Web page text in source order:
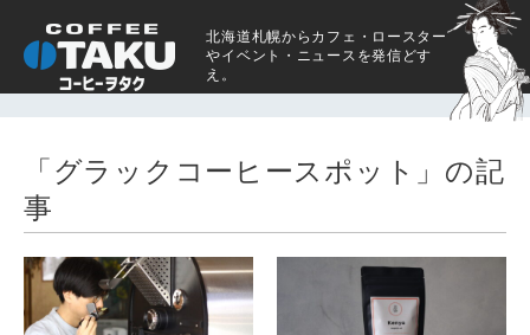
北海道札幌からカフェ・ロースター
やイベント・ニュースを発信どす
え。
「グラックコーヒースポット」の記
事